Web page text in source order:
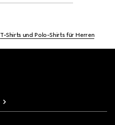
T-Shirts und Polo-Shirts für Herren